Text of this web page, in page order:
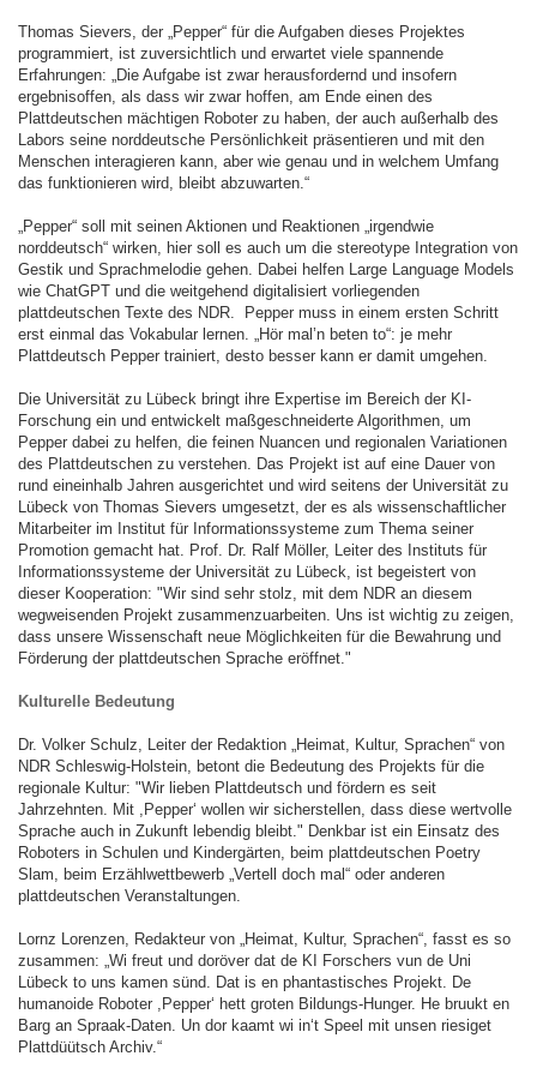
Thomas Sievers, der „Pepper“ für die Aufgaben dieses Projektes
programmiert, ist zuversichtlich und erwartet viele spannende
Erfahrungen: „Die Aufgabe ist zwar herausfordernd und insofern
ergebnisoffen, als dass wir zwar hoffen, am Ende einen des
Plattdeutschen mächtigen Roboter zu haben, der auch außerhalb des
Labors seine norddeutsche Persönlichkeit präsentieren und mit den
Menschen interagieren kann, aber wie genau und in welchem Umfang
das funktionieren wird, bleibt abzuwarten.“
„Pepper“ soll mit seinen Aktionen und Reaktionen „irgendwie
norddeutsch“ wirken, hier soll es auch um die stereotype Integration von
Gestik und Sprachmelodie gehen. Dabei helfen Large Language Models
wie ChatGPT und die weitgehend digitalisiert vorliegenden
plattdeutschen Texte des NDR. Pepper muss in einem ersten Schritt
erst einmal das Vokabular lernen. „Hör mal’n beten to“: je mehr
Plattdeutsch Pepper trainiert, desto besser kann er damit umgehen.
Die Universität zu Lübeck bringt ihre Expertise im Bereich der KI-
Forschung ein und entwickelt maßgeschneiderte Algorithmen, um
Pepper dabei zu helfen, die feinen Nuancen und regionalen Variationen
des Plattdeutschen zu verstehen. Das Projekt ist auf eine Dauer von
rund eineinhalb Jahren ausgerichtet und wird seitens der Universität zu
Lübeck von Thomas Sievers umgesetzt, der es als wissenschaftlicher
Mitarbeiter im Institut für Informationssysteme zum Thema seiner
Promotion gemacht hat. Prof. Dr. Ralf Möller, Leiter des Instituts für
Informationssysteme der Universität zu Lübeck, ist begeistert von
dieser Kooperation: "Wir sind sehr stolz, mit dem NDR an diesem
wegweisenden Projekt zusammenzuarbeiten. Uns ist wichtig zu zeigen,
dass unsere Wissenschaft neue Möglichkeiten für die Bewahrung und
Förderung der plattdeutschen Sprache eröffnet."
Kulturelle Bedeutung
Dr. Volker Schulz, Leiter der Redaktion „Heimat, Kultur, Sprachen“ von
NDR Schleswig-Holstein, betont die Bedeutung des Projekts für die
regionale Kultur: "Wir lieben Plattdeutsch und fördern es seit
Jahrzehnten. Mit ,Pepper‘ wollen wir sicherstellen, dass diese wertvolle
Sprache auch in Zukunft lebendig bleibt." Denkbar ist ein Einsatz des
Roboters in Schulen und Kindergärten, beim plattdeutschen Poetry
Slam, beim Erzählwettbewerb „Vertell doch mal“ oder anderen
plattdeutschen Veranstaltungen.
Lornz Lorenzen, Redakteur von „Heimat, Kultur, Sprachen“, fasst es so
zusammen: „Wi freut und doröver dat de KI Forschers vun de Uni
Lübeck to uns kamen sünd. Dat is en phantastisches Projekt. De
humanoide Roboter ,Pepper‘ hett groten Bildungs-Hunger. He bruukt en
Barg an Spraak-Daten. Un dor kaamt wi in‘t Speel mit unsen riesiget
Plattdüütsch Archiv.“